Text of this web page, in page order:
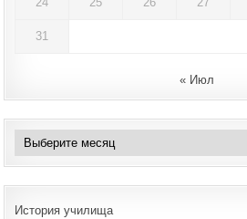
31
« Июл
Архивы
История училища